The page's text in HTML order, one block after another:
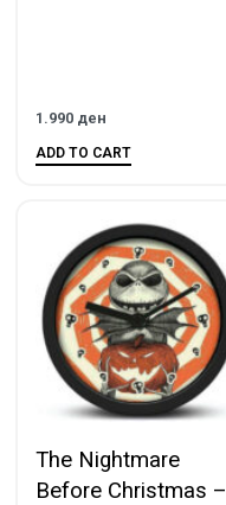
1.990 ден
ADD TO CART
The Nightmare
Before Christmas –